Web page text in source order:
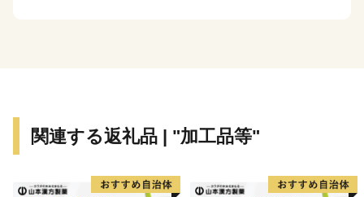
印南町では、1億円事業として人材育成のため「かえる
推進事業」を財源に全国に類を見ない「かえる」をテー
関連する返礼品 | "加工品等"